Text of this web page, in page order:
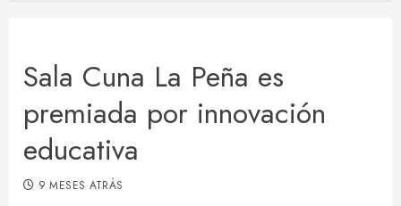
Sala Cuna La Peña es
premiada por innovación
educativa
9 MESES ATRÁS